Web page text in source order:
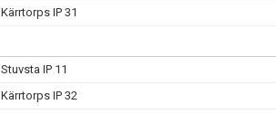
Kärrtorps IP 31
Stuvsta IP 11
Kärrtorps IP 32